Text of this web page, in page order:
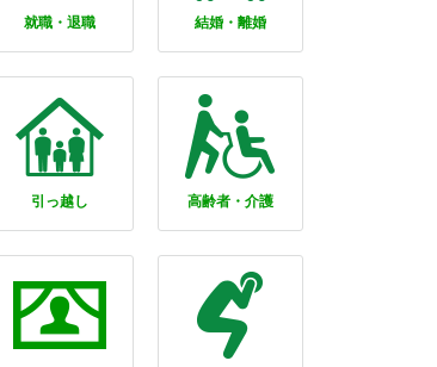
就職・退職 結婚・離婚
引っ越し 高齢者・介護